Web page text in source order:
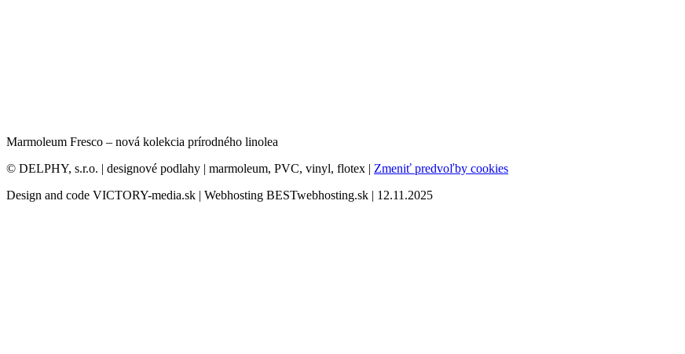
Marmoleum Fresco – nová kolekcia prírodného linolea
© DELPHY, s.r.o. | designové podlahy | marmoleum, PVC, vinyl, flotex | Zmeniť predvoľby cookies
Design and code VICTORY-media.sk | Webhosting BESTwebhosting.sk | 12.11.2025